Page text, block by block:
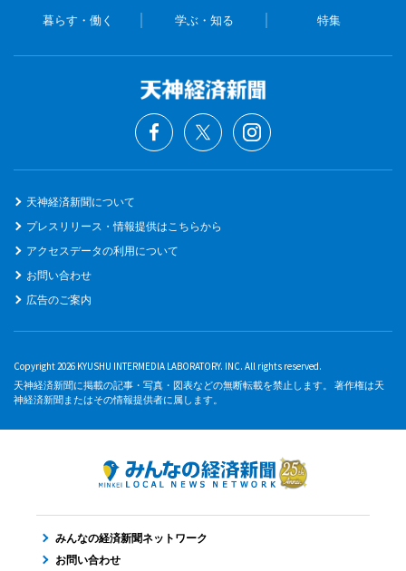
暮らす・働く 学ぶ・知る 特集
天神経済新聞について
プレスリリース・情報提供はこちらから
アクセスデータの利用について
お問い合わせ
広告のご案内
Copyright 2026 KYUSHU INTERMEDIA LABORATORY. INC. All rights reserved.
天神経済新聞に掲載の記事・写真・図表などの無断転載を禁止します。 著作権は天
神経済新聞またはその情報提供者に属します。
みんなの経済新聞ネットワーク
お問い合わせ